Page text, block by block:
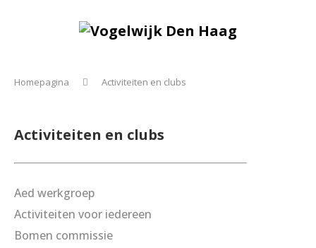
Homepagina Activiteiten en clubs
Activiteiten en clubs
Aed werkgroep
Activiteiten voor iedereen
Bomen commissie